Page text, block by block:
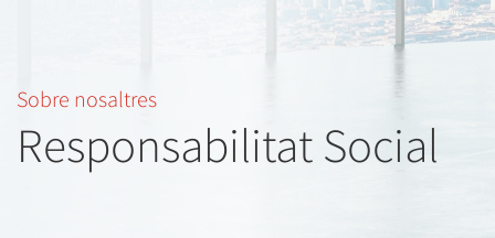
Sobre nosaltres
Responsabilitat Social